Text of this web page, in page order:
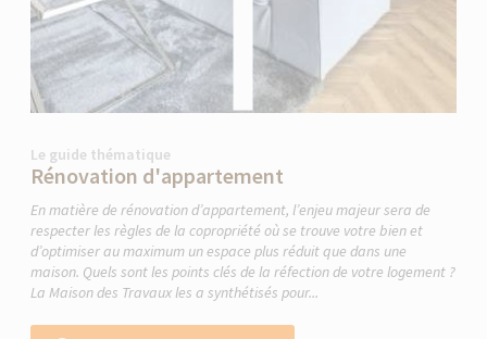
Le guide thématique
Rénovation d'appartement
En matière de rénovation d’appartement, l’enjeu majeur sera de
respecter les règles de la copropriété où se trouve votre bien et
d’optimiser au maximum un espace plus réduit que dans une
maison. Quels sont les points clés de la réfection de votre logement ?
La Maison des Travaux les a synthétisés pour...